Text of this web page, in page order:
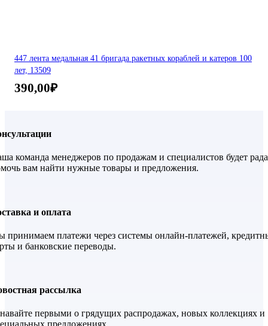
447 лента медальная 41 бригада ракетных кораблей и катеров 100
лет, 13509
390,00₽
команда менеджеров по продажам и специалистов будет рада
вам найти нужные товары и предложения.
и оплата
принимаем платежи через системы онлайн-платежей,
и банковские переводы.
рассылка
первыми о грядущих распродажах, новых коллекциях и